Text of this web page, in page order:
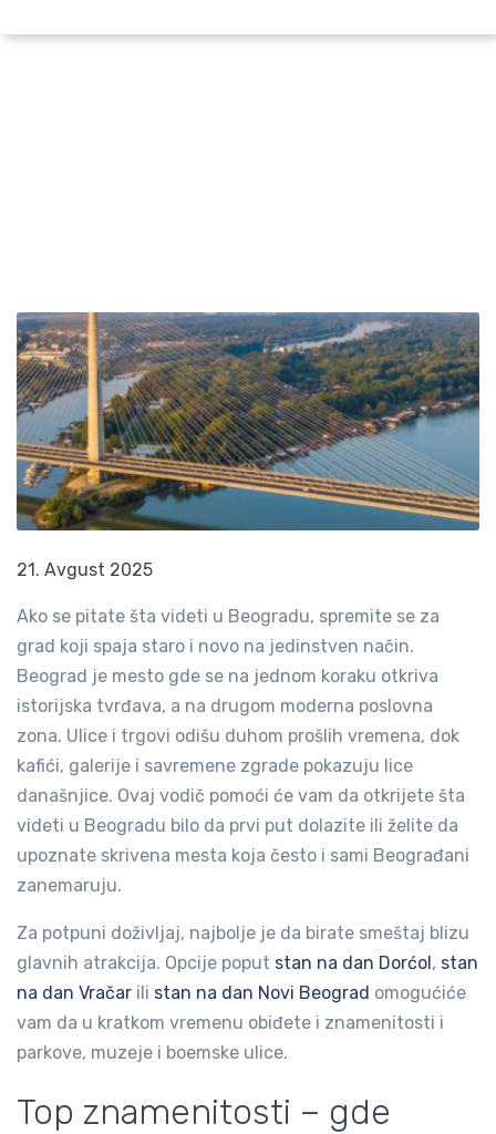
21. Avgust 2025
Ako se pitate šta videti u Beogradu, spremite se za
grad koji spaja staro i novo na jedinstven način.
Beograd je mesto gde se na jednom koraku otkriva
istorijska tvrđava, a na drugom moderna poslovna
zona. Ulice i trgovi odišu duhom prošlih vremena, dok
kafići, galerije i savremene zgrade pokazuju lice
današnjice. Ovaj vodič pomoći će vam da otkrijete šta
videti u Beogradu bilo da prvi put dolazite ili želite da
upoznate skrivena mesta koja često i sami Beograđani
zanemaruju.
Za potpuni doživljaj, najbolje je da birate smeštaj blizu
glavnih atrakcija. Opcije poput stan na dan Dorćol, stan
na dan Vračar ili stan na dan Novi Beograd omogućiće
vam da u kratkom vremenu obiđete i znamenitosti i
parkove, muzeje i boemske ulice.
Top znamenitosti – gde